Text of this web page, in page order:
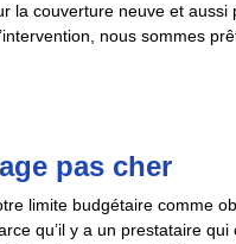
la couverture neuve et aussi
nous sommes
pas cher
limite budgétaire comme
qu’il y a un prestataire qui